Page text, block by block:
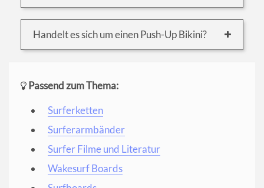
Handelt es sich um einen Push-Up Bikini?
Passend zum Thema:
Surferketten
Surferarmbänder
Surfer Filme und Literatur
Wakesurf Boards